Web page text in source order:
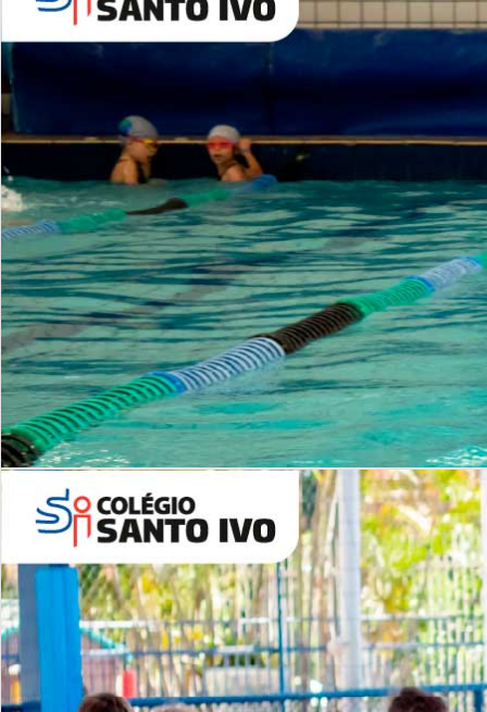
Período Integral | Saiba mais
ALUNOS NOVOS
Entre em Contato
INSTITUCIONAL
Lista de vídeos